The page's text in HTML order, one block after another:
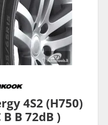
4S2 (H750)
B B 72dB )